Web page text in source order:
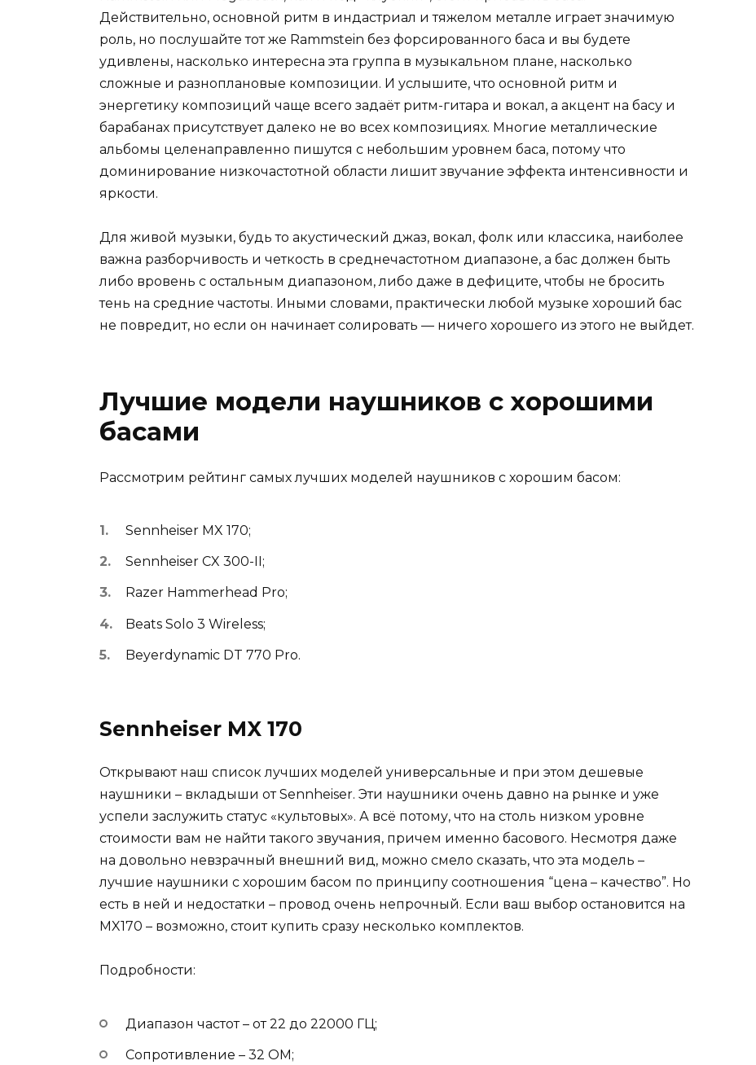
Действительно, основной ритм в индастриал и тяжелом металле играет значимую
роль, но послушайте тот же Rammstein без форсированного баса и вы будете
удивлены, насколько интересна эта группа в музыкальном плане, насколько
сложные и разноплановые композиции. И услышите, что основной ритм и
энергетику композиций чаще всего задаёт ритм-гитара и вокал, а акцент на басу и
барабанах присутствует далеко не во всех композициях. Многие металлические
альбомы целенаправленно пишутся с небольшим уровнем баса, потому что
доминирование низкочастотной области лишит звучание эффекта интенсивности и
яркости.
Для живой музыки, будь то акустический джаз, вокал, фолк или классика, наиболее
важна разборчивость и четкость в среднечастотном диапазоне, а бас должен быть
либо вровень с остальным диапазоном, либо даже в дефиците, чтобы не бросить
тень на средние частоты. Иными словами, практически любой музыке хороший бас
не повредит, но если он начинает солировать — ничего хорошего из этого не выйдет.
Лучшие модели наушников с хорошими
басами
Рассмотрим рейтинг самых лучших моделей наушников с хорошим басом:
Sennheiser MX 170;
Sennheiser CX 300-II;
Razer Hammerhead Pro;
Beats Solo 3 Wireless;
Beyerdynamic DT 770 Pro.
Sennheiser MX 170
Открывают наш список лучших моделей универсальные и при этом дешевые
наушники – вкладыши от Sennheiser. Эти наушники очень давно на рынке и уже
успели заслужить статус «культовых». А всё потому, что на столь низком уровне
стоимости вам не найти такого звучания, причем именно басового. Несмотря даже
на довольно невзрачный внешний вид, можно смело сказать, что эта модель –
лучшие наушники с хорошим басом по принципу соотношения “цена – качество”. Но
есть в ней и недостатки – провод очень непрочный. Если ваш выбор остановится на
MX170 – возможно, стоит купить сразу несколько комплектов.
Подробности:
Диапазон частот – от 22 до 22000 ГЦ;
Сопротивление – 32 ОМ;